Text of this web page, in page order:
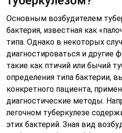
Основным возбудителем
бактерия, известная как
типа. Однако в некоторых
диагностироваться и другие
такие как птичий или бычий
определения типа бактерии,
конкретного пациента,
диагностические методы.
легочном туберкулезе
этих бактерий. Зная вид